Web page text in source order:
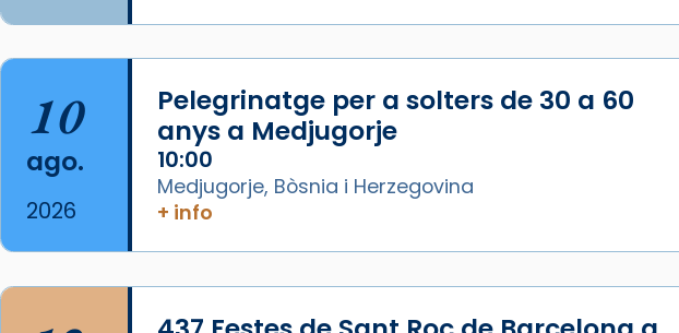
Foto
View on Facebook Share
Arquebisbat de Barcelona
Semproniana ens ajuden a alçar
la mirada»
10
ago.
2026
Pelegrinatge per a solters de 30 a 60
anys a Medjugorje
10:00
Medjugorje, Bòsnia i Herzegovina
+ info